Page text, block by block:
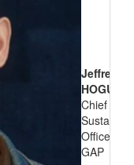
Jeffrey
HOGUE
Chief
Officer de
GAP